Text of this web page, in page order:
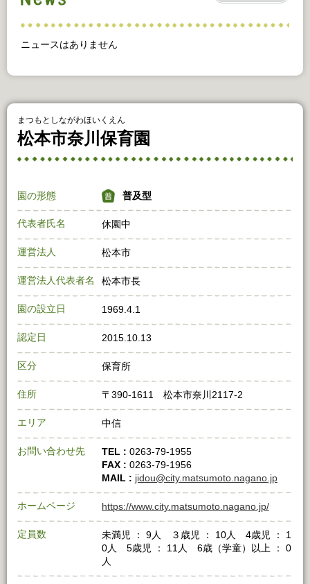
ニュースはありません
まつもとしながわほいくえん
松本市奈川保育園
園の形態 普及型
代表者氏名 休園中
運営法人 松本市
運営法人代表者名 松本市長
園の設立日 1969.4.1
認定日 2015.10.13
区分 保育所
住所 〒390-1611 松本市奈川2117-2
エリア 中信
お問い合わせ先 TEL : 0263-79-1955
FAX : 0263-79-1956
MAIL : jidou@city.matsumoto.nagano.jp
ホームページ https://www.city.matsumoto.nagano.jp/
定員数
未満児 ： 9人 ３歳児 ： 10人 4歳児 ： 1
0人 5歳児 ： 11人 6歳（学童）以上 ： 0
人